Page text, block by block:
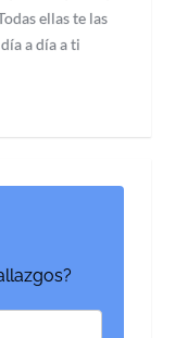
ellas te las
a día a ti